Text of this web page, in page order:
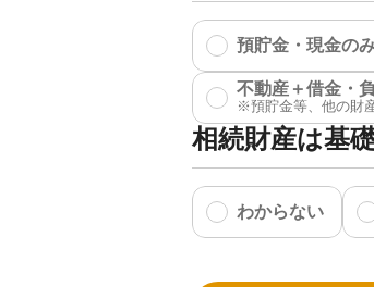
預貯金・現金の
不動産＋借金・
相続財産は基
わからない